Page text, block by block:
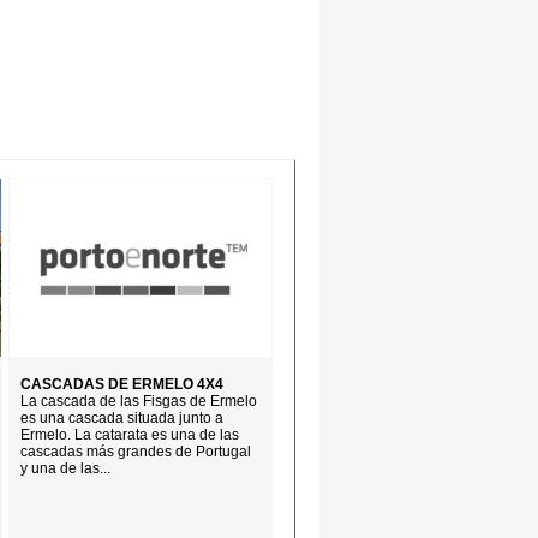
CASCADAS DE ERMELO 4X4
La cascada de las Fisgas de Ermelo
es una cascada situada junto a
Ermelo. La catarata es una de las
cascadas más grandes de Portugal
y una de las...